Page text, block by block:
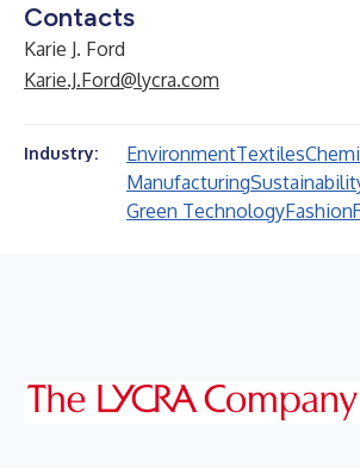
Contacts
Karie J. Ford
Karie.J.Ford@lycra.com
Industry: EnvironmentTextiles
Manufacturing
Green TechnologyFashion